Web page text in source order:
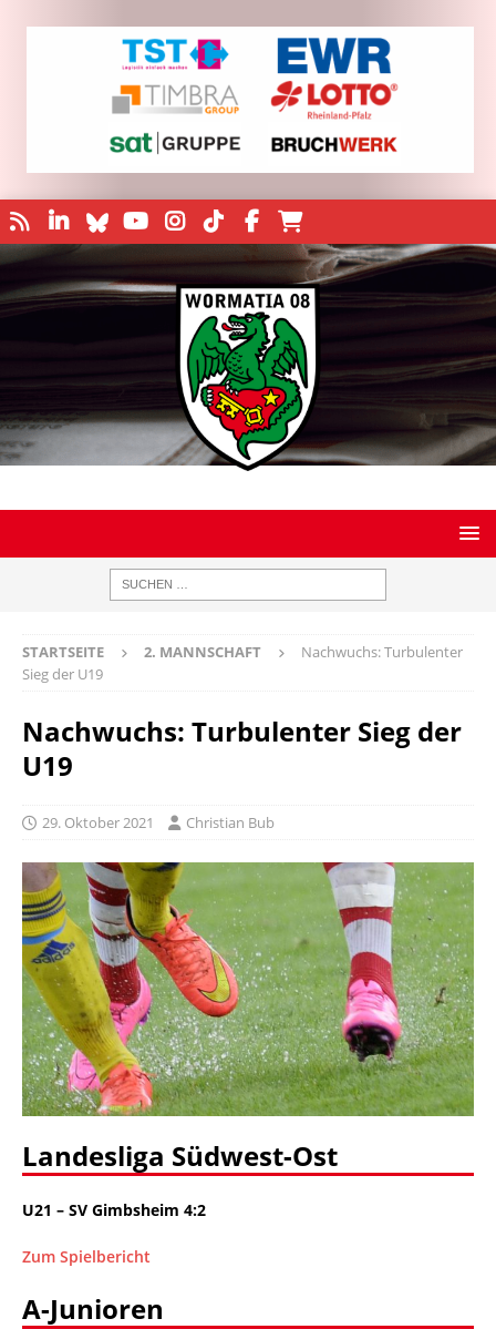
STARTSEITE 2. MANNSCHAFT
Nachwuchs: Turbulenter
Sieg der U19
Nachwuchs: Turbulenter Sieg der
U19
29. Oktober 2021 Christian Bub
Landesliga Südwest-Ost
U21 – SV Gimbsheim 4:2
Zum Spielbericht
A-Junioren